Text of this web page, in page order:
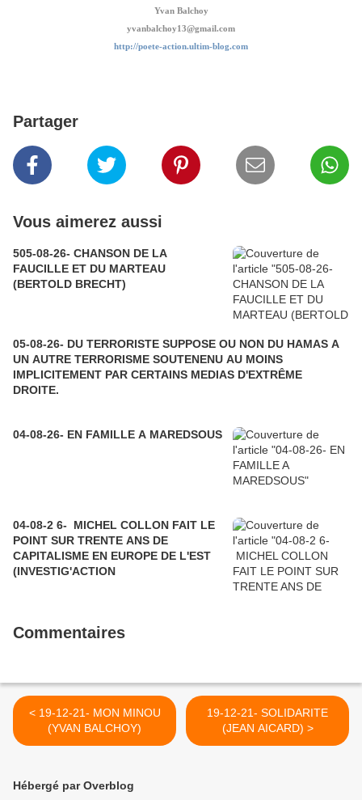
Yvan Balchoy
yvanbalchoy13@gmail.com
http://poete-action.ultim-blog.com
Partager
Vous aimerez aussi
505-08-26- CHANSON DE LA
FAUCILLE ET DU MARTEAU
(BERTOLD BRECHT)
05-08-26- DU TERRORISTE SUPPOSE OU NON DU HAMAS A
UN AUTRE TERRORISME SOUTENENU AU MOINS
IMPLICITEMENT PAR CERTAINS MEDIAS D'EXTRÊME
DROITE.
04-08-26- EN FAMILLE A MAREDSOUS
04-08-2 6- MICHEL COLLON FAIT LE
POINT SUR TRENTE ANS DE
CAPITALISME EN EUROPE DE L'EST
(INVESTIG'ACTION
Commentaires
< 19-12-21- MON MINOU
(YVAN BALCHOY)
19-12-21- SOLIDARITE
(JEAN AICARD) >
Hébergé par Overblog